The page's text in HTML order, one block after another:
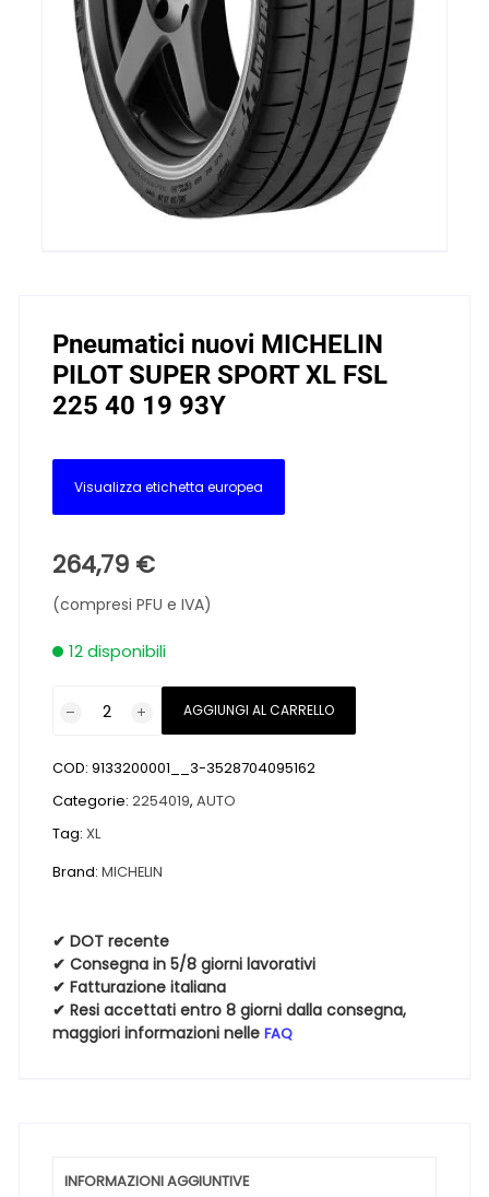
Pneumatici nuovi MICHELIN
PILOT SUPER SPORT XL FSL
225 40 19 93Y
Visualizza etichetta europea
264,79 €
(compresi PFU e IVA)
12 disponibili
PILOT
SUPER
SPORT
FSL
40
19
93Y
quantità
AGGIUNGI AL CARRELLO
COD:9133200001__3-3528704095162
Categorie:2254019,AUTO
Tag:XL
Brand:MICHELIN
✔ DOT recente
✔ Consegna in 5/8 giorni lavorativi
✔ Fatturazione italiana
✔ Resi accettati entro 8 giorni dalla consegna,
maggiori informazioni nelleFAQ
INFORMAZIONI AGGIUNTIVE